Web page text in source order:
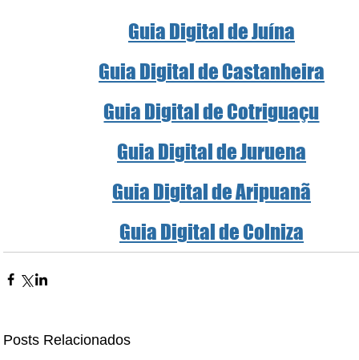
Guia Digital de Juína
Guia Digital de Castanheira
Guia Digital de Cotriguaçu
Guia Digital de Juruena
Guia Digital de Aripuanã
Guia Digital de Colniza
Posts Relacionados